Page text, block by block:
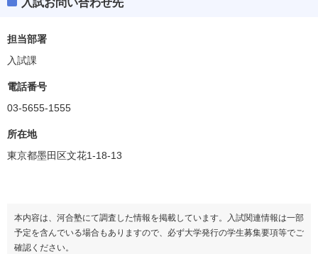
担当部署
入試課
電話番号
03-5655-1555
所在地
東京都墨田区文花1-18-13
本内容は、河合塾にて調査した情報を掲載しています。入試関連情報は一部
予定を含んでいる場合もありますので、必ず大学発行の学生募集要項等でご
確認ください。